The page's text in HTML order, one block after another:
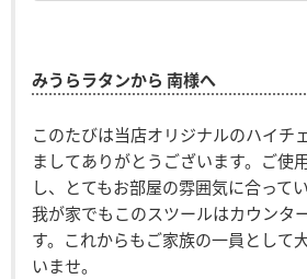
みうらラタンから 南様へ
このたびは当店オリジナルのハイチ
ましてありがとうございます。ご使
し、とてもお部屋の雰囲気に合って
我が家でもこのスツールはカウンタ
す。これからもご家族の一員として
いませ。